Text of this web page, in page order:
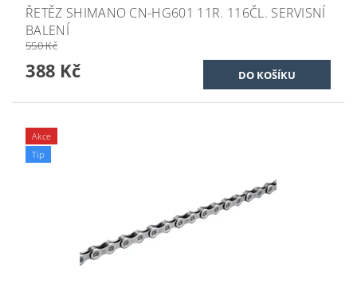
ŘETĚZ SHIMANO CN-HG601 11R. 116ČL. SERVISNÍ
BALENÍ
550 Kč
388 Kč
Akce
Tip